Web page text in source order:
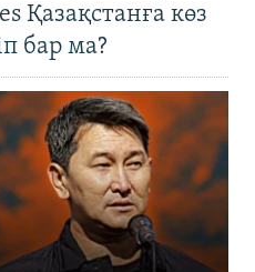
Қазақстанға көз
бар ма?